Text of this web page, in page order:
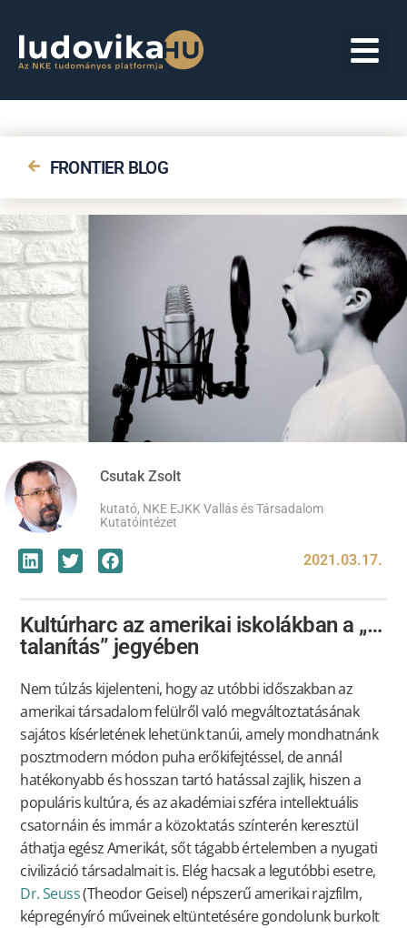
FRONTIER BLOG
Csutak Zsolt
kutató, NKE EJKK Vallás és Társadalom
Kutatóintézet
2021.03.17.
Kultúrharc az amerikai iskolákban a „…
talanítás” jegyében
Nem túlzás kijelenteni, hogy az utóbbi időszakban az
amerikai társadalom felülről való megváltoztatásának
sajátos kísérletének lehetünk tanúi, amely mondhatnánk
posztmodern módon puha erőkifejtéssel, de annál
hatékonyabb és hosszan tartó hatással zajlik, hiszen a
populáris kultúra, és az akadémiai szféra intellektuális
csatornáin és immár a közoktatás színterén keresztül
áthatja egész Amerikát, sőt tágabb értelemben a nyugati
civilizáció társadalmait is. Elég hacsak a legutóbbi esetre,
Dr. Seuss(Theodor Geisel) népszerű amerikai rajzfilm,
képregényíró műveinek eltüntetésére gondolunk burkolt